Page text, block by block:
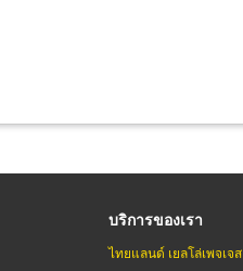
บริการของเรา
ไทยแลนด์ เยลโล่เพจเจส